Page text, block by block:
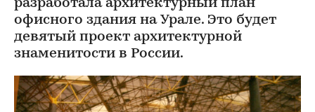
разработала архитектурный план
офисного здания на Урале. Это будет
девятый проект архитектурной
знаменитости в России.